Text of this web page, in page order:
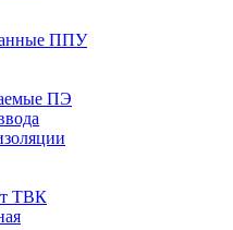
ППУ
ПЭ
ТВК